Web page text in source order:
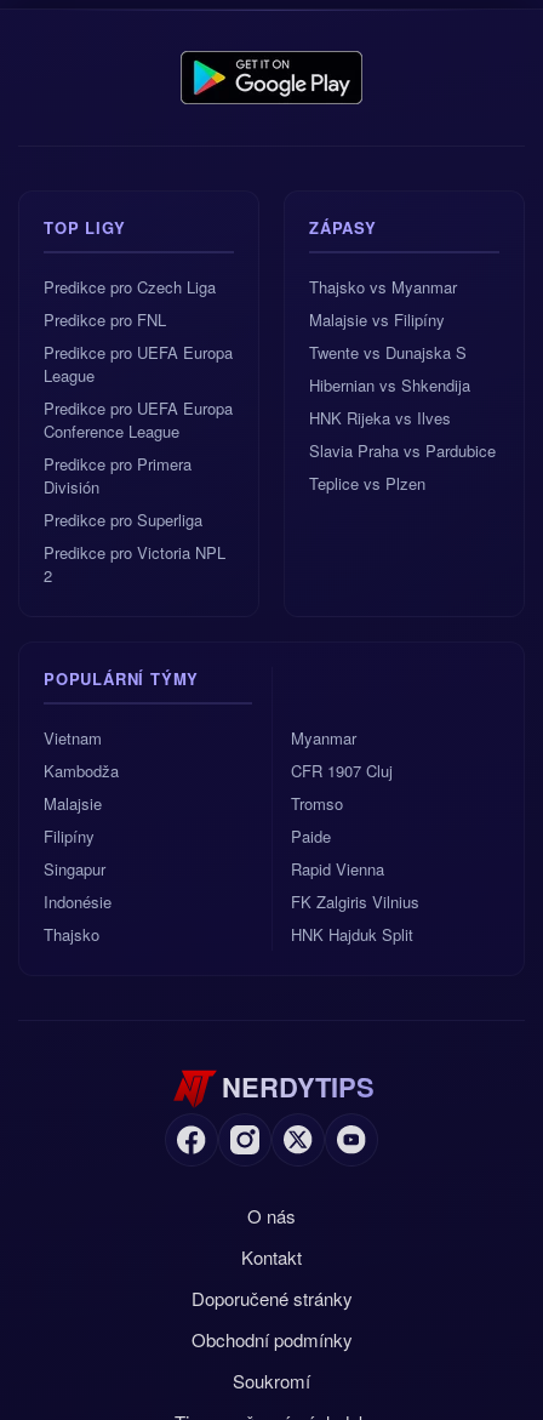
TOP LIGY
Predikce pro Czech Liga
Predikce pro FNL
Predikce pro UEFA Europa
League
Predikce pro UEFA Europa
Conference League
Predikce pro Primera
División
Predikce pro Superliga
Predikce pro Victoria NPL
2
ZÁPASY
Thajsko vs Myanmar
Malajsie vs Filipíny
Twente vs Dunajska S
Hibernian vs Shkendija
HNK Rijeka vs Ilves
Slavia Praha vs Pardubice
Teplice vs Plzen
POPULÁRNÍ TÝMY
Vietnam
Kambodža
Malajsie
Filipíny
Singapur
Indonésie
Thajsko
Myanmar
CFR 1907 Cluj
Tromso
Paide
Rapid Vienna
FK Zalgiris Vilnius
HNK Hajduk Split
NERDYTIPS
O nás
Kontakt
Doporučené stránky
Obchodní podmínky
Soukromí